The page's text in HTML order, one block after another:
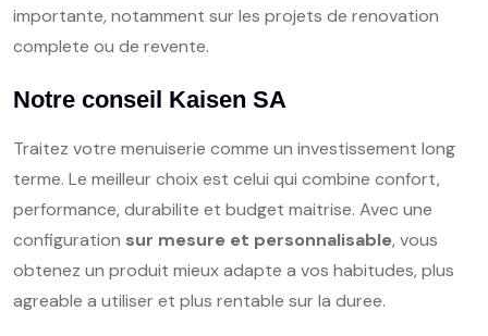
importante, notamment sur les projets de renovation
complete ou de revente.
Notre conseil Kaisen SA
Traitez votre menuiserie comme un investissement long
terme. Le meilleur choix est celui qui combine confort,
performance, durabilite et budget maitrise. Avec une
configuration sur mesure et personnalisable, vous
obtenez un produit mieux adapte a vos habitudes, plus
agreable a utiliser et plus rentable sur la duree.